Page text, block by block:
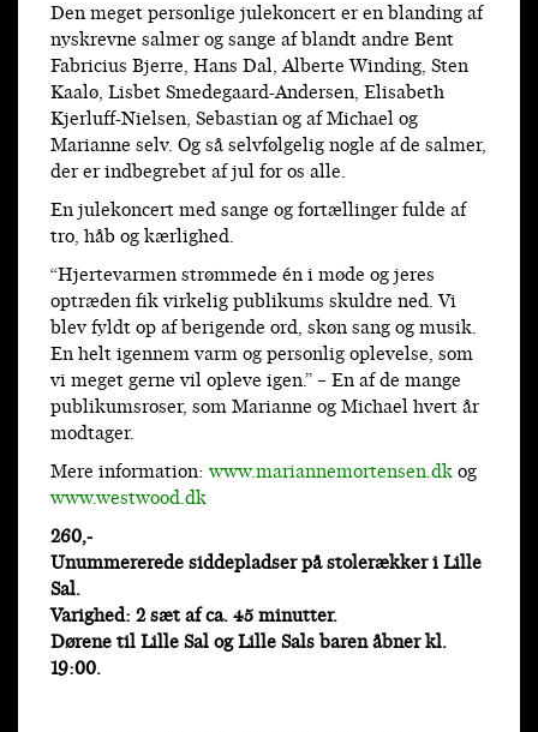
Den meget personlige julekoncert er en blanding af
nyskrevne salmer og sange af blandt andre Bent
Fabricius Bjerre, Hans Dal, Alberte Winding, Sten
Kaalø, Lisbet Smedegaard-Andersen, Elisabeth
Kjerluff-Nielsen, Sebastian og af Michael og
Marianne selv. Og så selvfølgelig nogle af de salmer,
der er indbegrebet af jul for os alle.
En julekoncert med sange og fortællinger fulde af
tro, håb og kærlighed.
“Hjertevarmen strømmede én i møde og jeres
optræden fik virkelig publikums skuldre ned. Vi
blev fyldt op af berigende ord, skøn sang og musik.
En helt igennem varm og personlig oplevelse, som
vi meget gerne vil opleve igen.” – En af de mange
publikumsroser, som Marianne og Michael hvert år
modtager.
Mere information: www.mariannemortensen.dkog
www.westwood.dk
260,-
Unummererede siddepladser på stolerækker i Lille
Sal.
Varighed: 2 sæt af ca. 45 minutter.
Dørene til Lille Sal og Lille Sals baren åbner kl.
19:00.